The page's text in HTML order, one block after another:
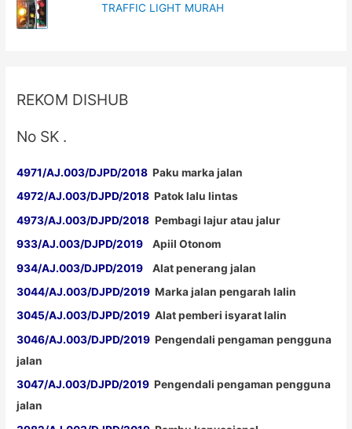
TRAFFIC LIGHT MURAH
REKOM DISHUB
No SK .
4971/AJ.003/DJPD/2018 Paku marka jalan
4972/AJ.003/DJPD/2018 Patok lalu lintas
4973/AJ.003/DJPD/2018 Pembagi lajur atau jalur
933/AJ.003/DJPD/2019 Apiil Otonom
934/AJ.003/DJPD/2019 Alat penerang jalan
3044/AJ.003/DJPD/2019 Marka jalan pengarah lalin
3045/AJ.003/DJPD/2019 Alat pemberi isyarat lalin
3046/AJ.003/DJPD/2019 Pengendali pengaman pengguna
jalan
3047/AJ.003/DJPD/2019 Pengendali pengaman pengguna
jalan